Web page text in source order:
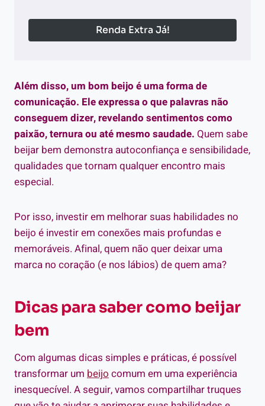
Renda Extra Já!
Além disso, um bom beijo é uma forma de
comunicação. Ele expressa o que palavras não
conseguem dizer, revelando sentimentos como
paixão, ternura ou até mesmo saudade. Quem sabe
beijar bem demonstra autoconfiança e sensibilidade,
qualidades que tornam qualquer encontro mais
especial.
Por isso, investir em melhorar suas habilidades no
beijo é investir em conexões mais profundas e
memoráveis. Afinal, quem não quer deixar uma
marca no coração (e nos lábios) de quem ama?
Dicas para saber como beijar
bem
Com algumas dicas simples e práticas, é possível
transformar um beijo comum em uma experiência
inesquecível. A seguir, vamos compartilhar truques